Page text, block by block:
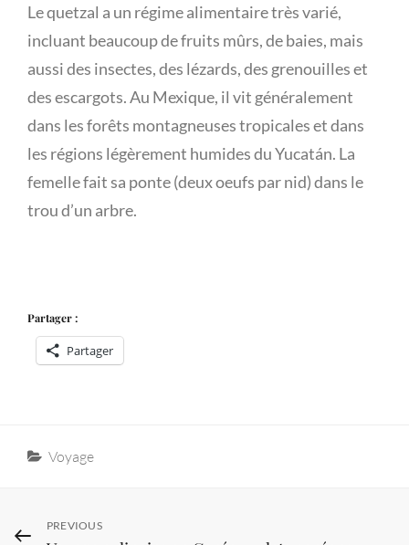
Le quetzal a un régime alimentaire très varié,
incluant beaucoup de fruits mûrs, de baies, mais
aussi des insectes, des lézards, des grenouilles et
des escargots. Au Mexique, il vit généralement
dans les forêts montagneuses tropicales et dans
les régions légèrement humides du Yucatán. La
femelle fait sa ponte (deux oeufs par nid) dans le
trou d’un arbre.
Partager :
Partager
Categories
Voyage
Navigation
Previous
PREVIOUS